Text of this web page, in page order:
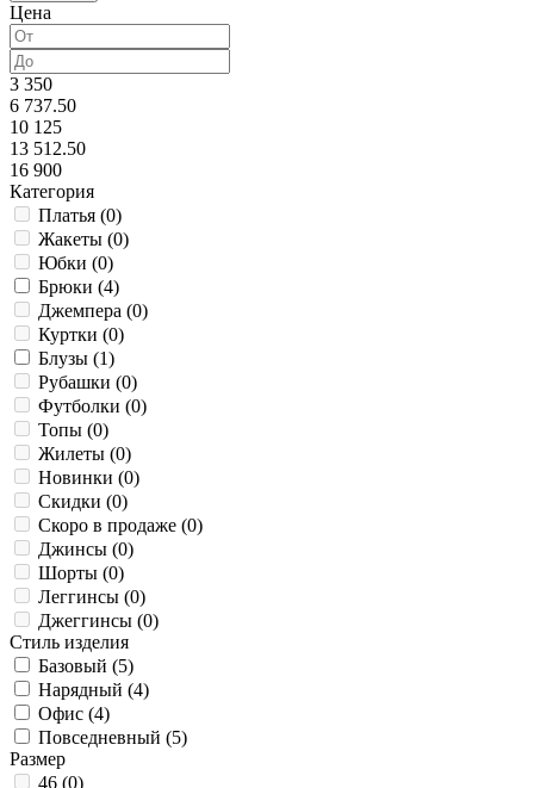
Цена
3 350
6 737.50
10 125
13 512.50
16 900
Категория
Платья (0)
Жакеты (0)
Юбки (0)
Брюки (4)
Джемпера (0)
Куртки (0)
Блузы (1)
Рубашки (0)
Футболки (0)
Топы (0)
Жилеты (0)
Новинки (0)
Скидки (0)
Скоро в продаже (0)
Джинсы (0)
Шорты (0)
Леггинсы (0)
Джеггинсы (0)
Стиль изделия
Базовый (5)
Нарядный (4)
Офис (4)
Повседневный (5)
Размер
46 (0)